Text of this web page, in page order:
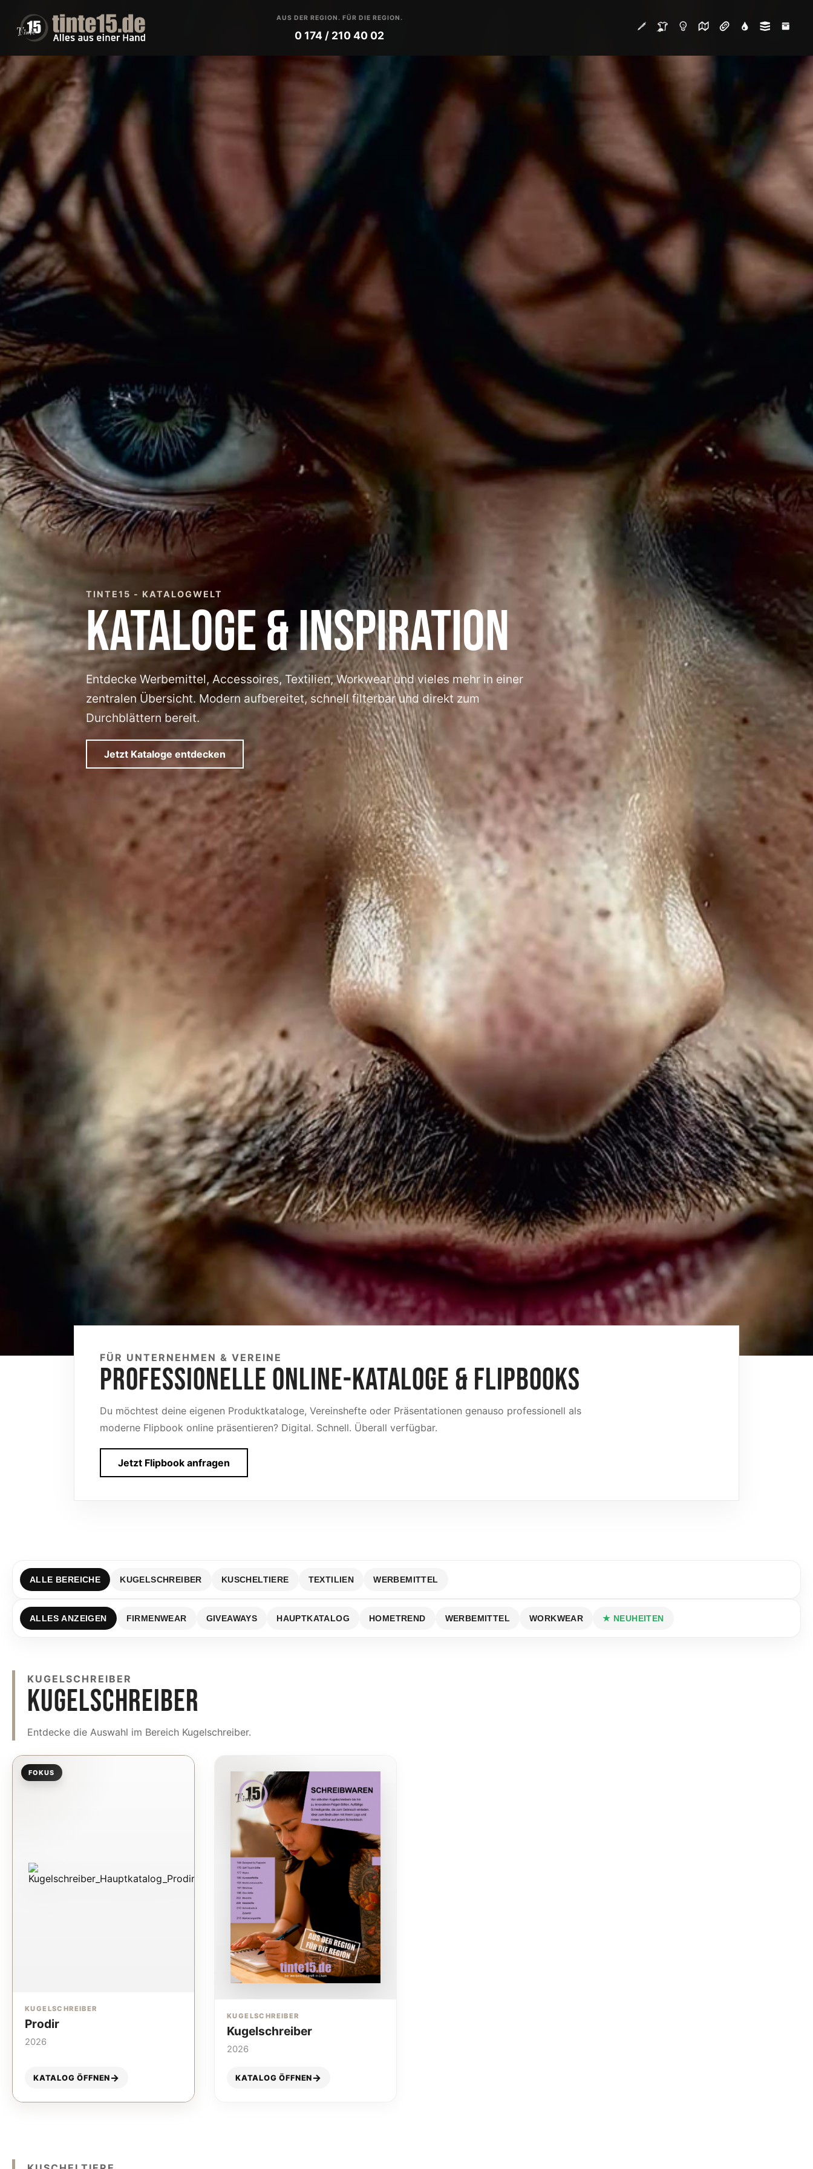
AUS DER REGION. FÜR DIE REGION.
0 174 / 210 40 02
TINTE15 - KATALOGWELT
KATALOGE & INSPIRATION
Entdecke Werbemittel, Accessoires, Textilien, Workwear und vieles mehr in einer
zentralen Übersicht. Modern aufbereitet, schnell filterbar und direkt zum
Durchblättern bereit.
Jetzt Kataloge entdecken
FÜR UNTERNEHMEN & VEREINE
PROFESSIONELLE ONLINE-KATALOGE & FLIPBOOKS
Du möchtest deine eigenen Produktkataloge, Vereinshefte oder Präsentationen genauso professionell als
moderne Flipbook online präsentieren? Digital. Schnell. Überall verfügbar.
Jetzt Flipbook anfragen
ALLE BEREICHE KUGELSCHREIBER KUSCHELTIERE TEXTILIEN WERBEMITTEL
ALLES ANZEIGEN FIRMENWEAR GIVEAWAYS HAUPTKATALOG HOMETREND WERBEMITTEL WORKWEAR ★ NEUHEITEN
KUGELSCHREIBER
KUGELSCHREIBER
Entdecke die Auswahl im Bereich Kugelschreiber.
FOKUS
KUGELSCHREIBER
Prodir
2026
KATALOG ÖFFNEN
KUGELSCHREIBER
Kugelschreiber
2026
KATALOG ÖFFNEN